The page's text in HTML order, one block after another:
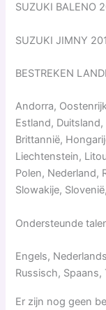
SUZUKI BALENO
SUZUKI JIMNY
BESTREKEN
Andorra,
Estland,
Brittannië,
Liechtenstein,
Polen, Nederland,
Slowakije,
Ondersteunde
Engels,
Russisch, Spaans,
Er zijn nog geen